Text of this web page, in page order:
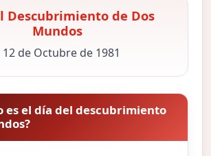
Descubrimiento de Dos
Mundos
12 de Octubre de 1981
es el día del descubrimiento